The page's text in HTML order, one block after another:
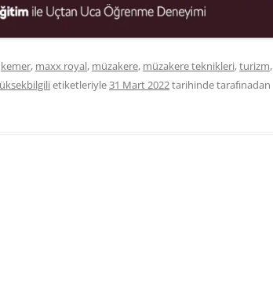
kemer, maxx royal, müzakere, müzakere teknikleri,turizm,
etiketleriyle31 Mart 2022tarihindetarafınadan